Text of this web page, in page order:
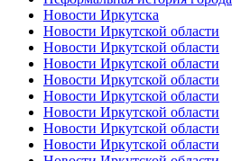
Новости Иркутска
Новости Иркутской области
Новости Иркутской области
Новости Иркутской области
Новости Иркутской области
Новости Иркутской области
Новости Иркутской области
Новости Иркутской области
Новости Иркутской области